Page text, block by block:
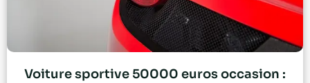
Voiture sportive 50000 euros occasion :